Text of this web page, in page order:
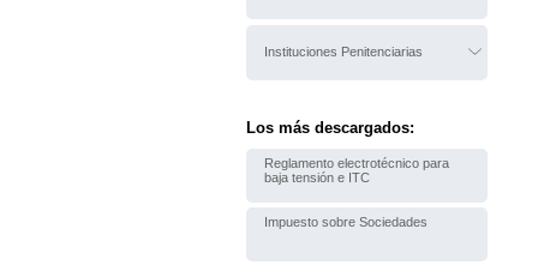
Instituciones Penitenciarias
Los más descargados:
Reglamento electrotécnico para
baja tensión e ITC
Impuesto sobre Sociedades